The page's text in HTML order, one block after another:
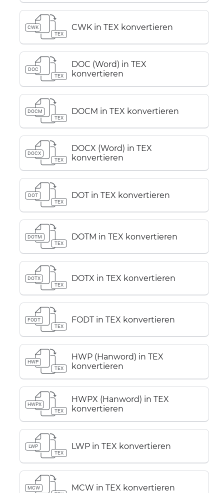
CWK
TEX
CWK in TEX konvertieren
DOC
TEX
DOC (Word) in TEX
konvertieren
DOCM
TEX
DOCM in TEX konvertieren
DOCX
TEX
DOCX (Word) in TEX
konvertieren
DOT
TEX
DOT in TEX konvertieren
DOTM
TEX
DOTM in TEX konvertieren
DOTX
TEX
DOTX in TEX konvertieren
FODT
TEX
FODT in TEX konvertieren
HWP
TEX
HWP (Hanword) in TEX
konvertieren
HWPX
TEX
HWPX (Hanword) in TEX
konvertieren
LWP
TEX
LWP in TEX konvertieren
MCW
MCW in TEX konvertieren